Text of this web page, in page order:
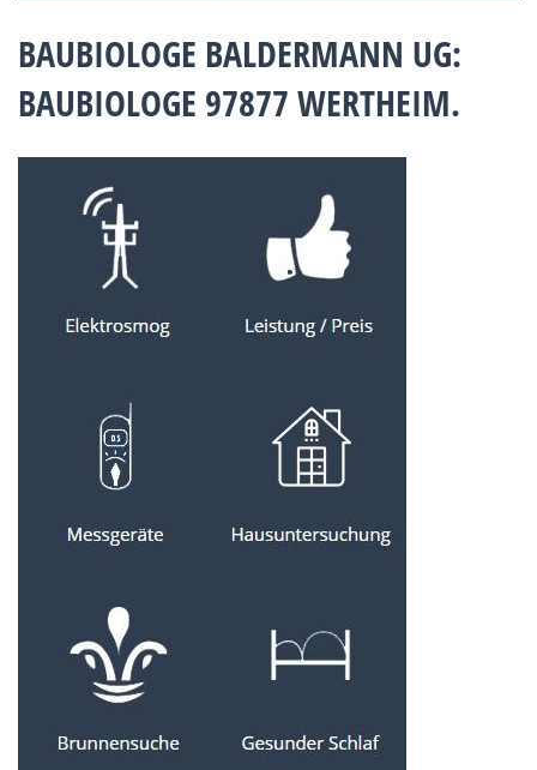
BAUBIOLOGE BALDERMANN UG:
BAUBIOLOGE 97877 WERTHEIM.